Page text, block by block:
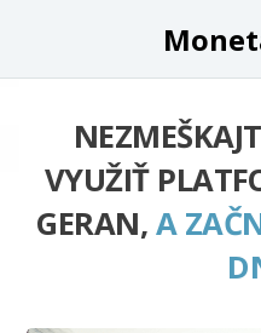
VYUŽIŤ
GERAN, A